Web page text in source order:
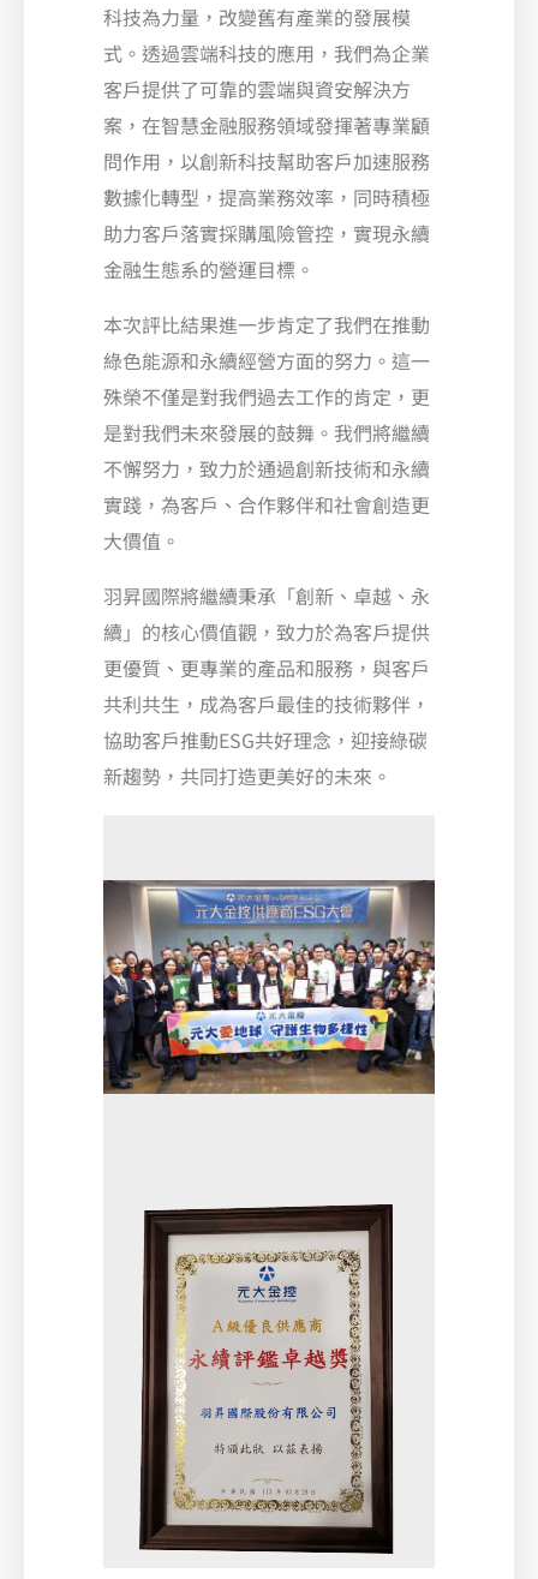
科技為力量，改變舊有產業的發展模
式。透過雲端科技的應用，我們為企業
客戶提供了可靠的雲端與資安解決方
案，在智慧金融服務領域發揮著專業顧
問作用，以創新科技幫助客戶加速服務
數據化轉型，提高業務效率，同時積極
助力客戶落實採購風險管控，實現永續
金融生態系的營運目標。
本次評比結果進一步肯定了我們在推動
綠色能源和永續經營方面的努力。這一
殊榮不僅是對我們過去工作的肯定，更
是對我們未來發展的鼓舞。我們將繼續
不懈努力，致力於通過創新技術和永續
實踐，為客戶、合作夥伴和社會創造更
大價值。
羽昇國際將繼續秉承「創新、卓越、永
續」的核心價值觀，致力於為客戶提供
更優質、更專業的產品和服務，與客戶
共利共生，成為客戶最佳的技術夥伴，
協助客戶推動ESG共好理念，迎接綠碳
新趨勢，共同打造更美好的未來。